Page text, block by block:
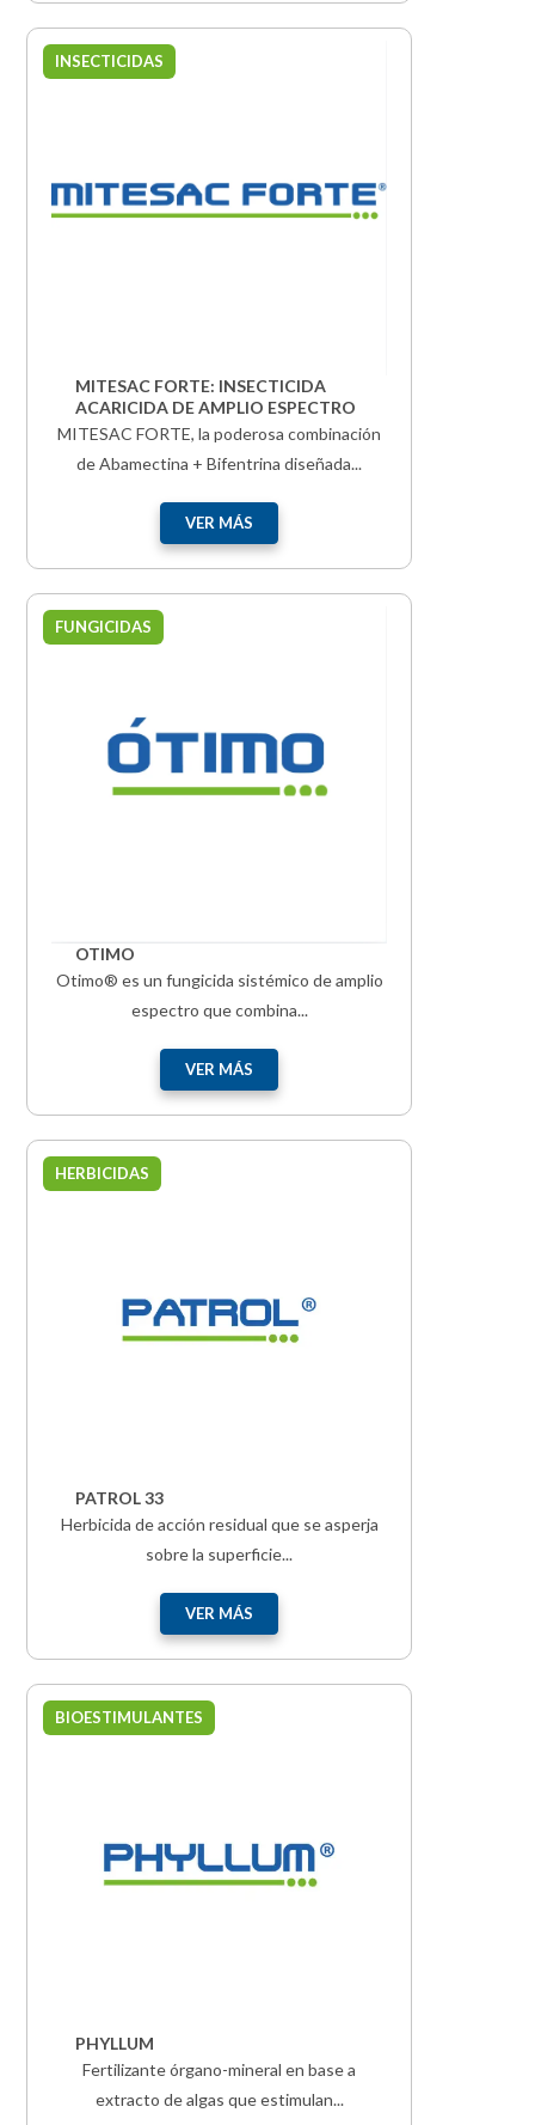
INSECTICIDAS
MITESAC FORTE: INSECTICIDA
ACARICIDA DE AMPLIO ESPECTRO
MITESAC FORTE, la poderosa combinación
de Abamectina + Bifentrina diseñada...
VER MÁS
FUNGICIDAS
OTIMO
Otimo® es un fungicida sistémico de amplio
espectro que combina...
VER MÁS
HERBICIDAS
PATROL 33
Herbicida de acción residual que se asperja
sobre la superficie...
VER MÁS
BIOESTIMULANTES
PHYLLUM
Fertilizante órgano-mineral en base a
extracto de algas que estimulan...